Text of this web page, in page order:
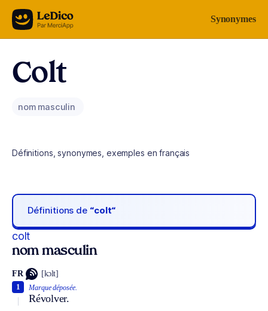
Aller au contenu Synonymes
Colt
nom masculin
Définitions, synonymes, exemples en français
Définitions de “colt“
colt
nom masculin
FR [kɔlt]
Marque déposée.
Révolver.
1